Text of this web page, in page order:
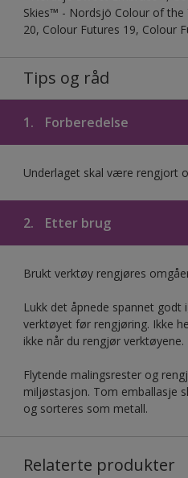
Skies™ - Nordsjö Colour of the
20, Colour Futures 19, Colour
Tips og råd
1. Forberedelse
Underlaget skal være rengjort
2. Etter brug
Brukt verktøy rengjøres
Lukk det åpnede spannet godt
verktøyet før rengjøring. Ikke
ikke når du rengjør verktøyene.
Flytende malingsrester og
miljøstasjon. Tom emballasje
og sorteres som metall.
Relaterte produkter